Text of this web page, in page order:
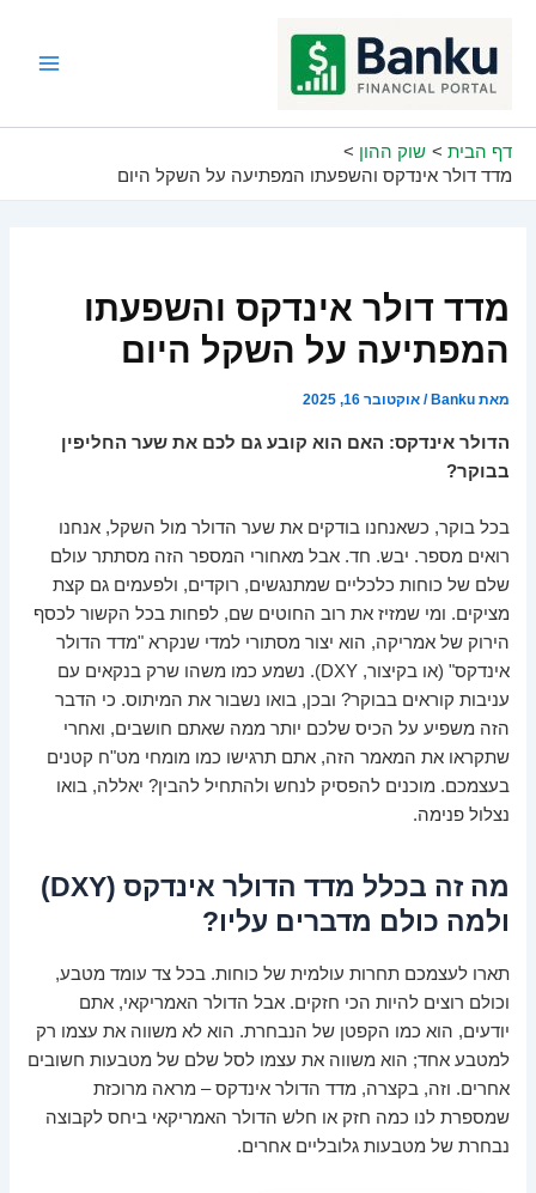
דף הבית
שוק ההון
מדד דולר אינדקס והשפעתו המפתיעה על השקל היום
מדד דולר אינדקס והשפעתו
המפתיעה על השקל היום
מאתBanku
/אוקטובר 16, 2025
הדולר אינדקס: האם הוא קובע גם לכם את שער החליפין
בבוקר?
בכל בוקר, כשאנחנו בודקים את שער הדולר מול השקל, אנחנו
רואים מספר. יבש. חד. אבל מאחורי המספר הזה מסתתר עולם
שלם של כוחות כלכליים שמתנגשים, רוקדים, ולפעמים גם קצת
מציקים. ומי שמזיז את רוב החוטים שם, לפחות בכל הקשור לכסף
הירוק של אמריקה, הוא יצור מסתורי למדי שנקרא "מדד הדולר
אינדקס" (או בקיצור, DXY). נשמע כמו משהו שרק בנקאים עם
עניבות קוראים בבוקר? ובכן, בואו נשבור את המיתוס. כי הדבר
הזה משפיע על הכיס שלכם יותר ממה שאתם חושבים, ואחרי
שתקראו את המאמר הזה, אתם תרגישו כמו מומחי מט"ח קטנים
בעצמכם. מוכנים להפסיק לנחש ולהתחיל להבין? יאללה, בואו
נצלול פנימה.
מה זה בכלל מדד הדולר אינדקס (DXY)
ולמה כולם מדברים עליו?
תארו לעצמכם תחרות עולמית של כוחות. בכל צד עומד מטבע,
וכולם רוצים להיות הכי חזקים. אבל הדולר האמריקאי, אתם
יודעים, הוא כמו הקפטן של הנבחרת. הוא לא משווה את עצמו רק
למטבע אחד; הוא משווה את עצמו לסל שלם של מטבעות חשובים
אחרים. וזה, בקצרה, מדד הדולר אינדקס – מראה מרוכזת
שמספרת לנו כמה חזק או חלש הדולר האמריקאי ביחס לקבוצה
נבחרת של מטבעות גלובליים אחרים.